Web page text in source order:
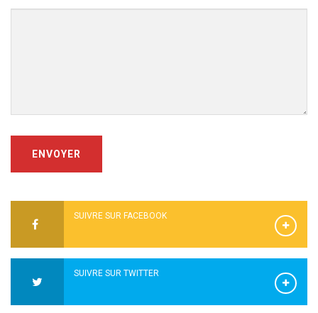
ENVOYER
SUIVRE SUR FACEBOOK
SUIVRE SUR TWITTER